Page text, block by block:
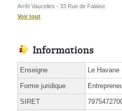
Arrêt Vaucelles - 33 Rue de Falaise
Voir tout
Informations
Enseigne Le Havane
Forme juridique
SIRET